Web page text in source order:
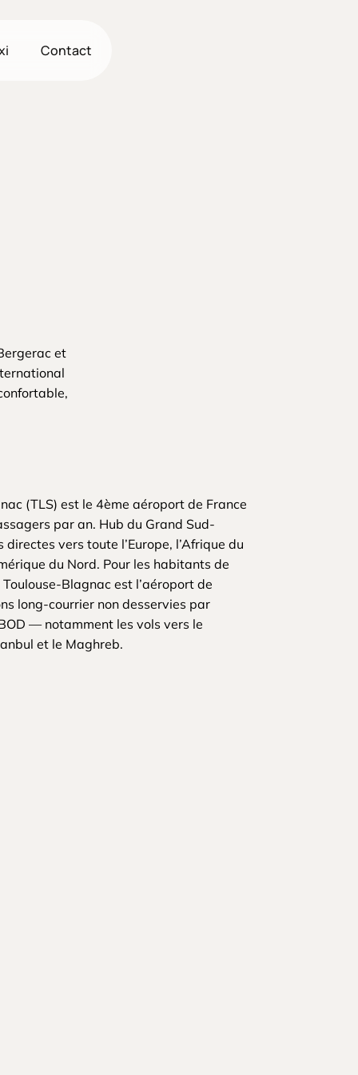
Contact
et
(TLS) est le 4ème aéroport de France
par an. Hub du Grand Sud-
vers toute l’Europe, l’Afrique du
du Nord. Pour les habitants de
Blagnac est l’aéroport de
long-courrier non desservies par
— notamment les vols vers le
et le Maghreb.